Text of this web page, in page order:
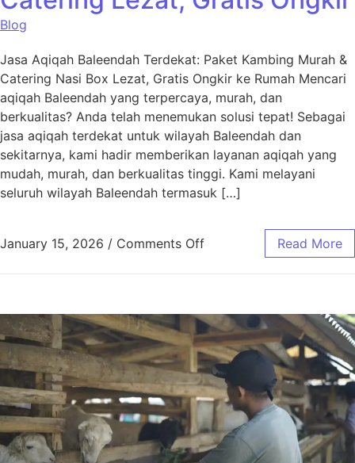
Blog
Jasa Aqiqah Baleendah Terdekat: Paket Kambing Murah &
Catering Nasi Box Lezat, Gratis Ongkir ke Rumah Mencari
aqiqah Baleendah yang terpercaya, murah, dan
berkualitas? Anda telah menemukan solusi tepat! Sebagai
jasa aqiqah terdekat untuk wilayah Baleendah dan
sekitarnya, kami hadir memberikan layanan aqiqah yang
mudah, murah, dan berkualitas tinggi. Kami melayani
seluruh wilayah Baleendah termasuk […]
January 15, 2026 / Comments Off Read More